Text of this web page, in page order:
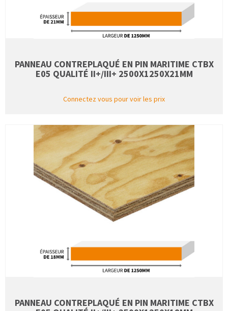
PANNEAU CONTREPLAQUÉ EN PIN MARITIME CTBX
E05 QUALITÉ II+/III+ 2500X1250X21MM
Connectez vous pour voir les prix
PANNEAU CONTREPLAQUÉ EN PIN MARITIME CTBX